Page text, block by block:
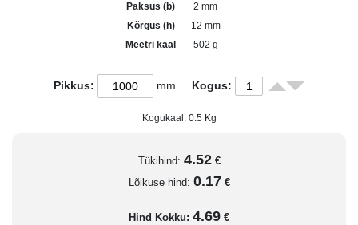
Paksus (b)
2 mm
Kõrgus (h)
12 mm
Meetri kaal
502 g
Pikkus: mm Kogus:
Kogukaal: 0.5Kg
Tükihind: 4.52 €
Lõikuse hind: 0.17 €
Hind Kokku: 4.69 €